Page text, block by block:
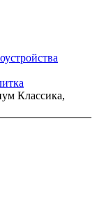
Классика,